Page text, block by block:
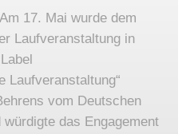
17. Mai wurde dem
Laufveranstaltung in
Laufveranstaltung“
vom Deutschen
das Engagement